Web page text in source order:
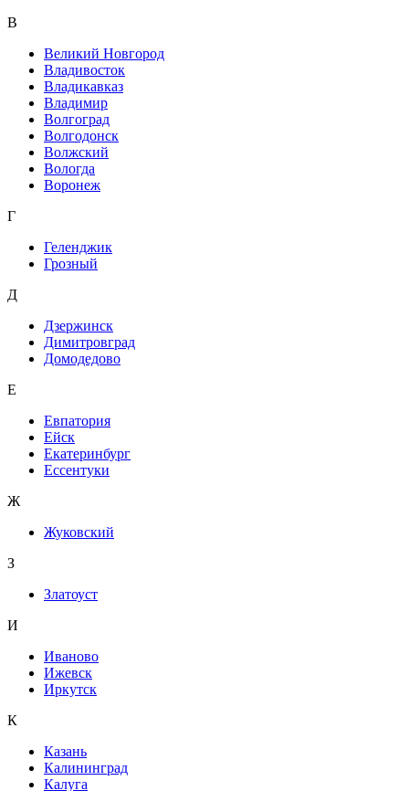
В
Великий Новгород
Владивосток
Владикавказ
Владимир
Волгоград
Волгодонск
Волжский
Вологда
Воронеж
Г
Геленджик
Грозный
Д
Дзержинск
Димитровград
Домодедово
Е
Евпатория
Ейск
Екатеринбург
Ессентуки
Ж
Жуковский
З
Златоуст
И
Иваново
Ижевск
Иркутск
К
Казань
Калининград
Калуга